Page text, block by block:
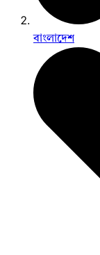
বাংলাদেশ